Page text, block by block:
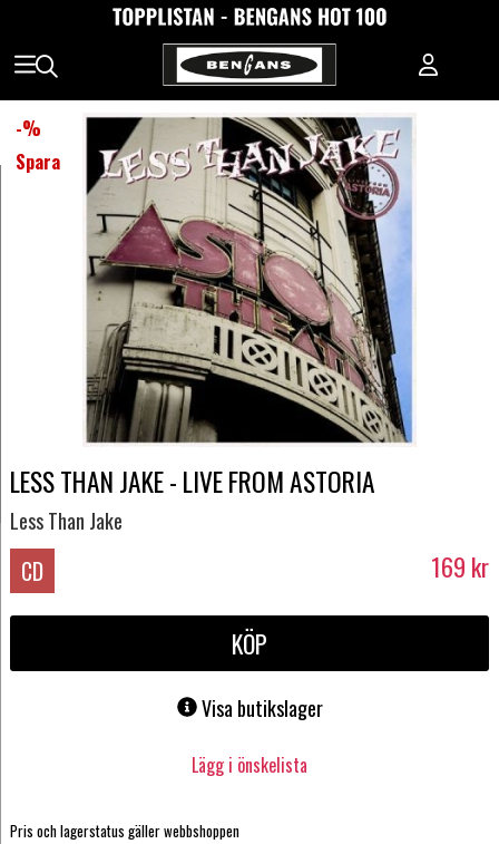
-%
Spara
LESS THAN JAKE - LIVE FROM ASTORIA
Less Than Jake
CD 169 kr
KÖP
Visa butikslager
Lägg i önskelista
Pris och lagerstatus gäller webbshoppen